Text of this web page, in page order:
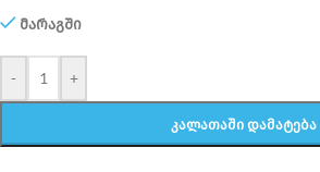
მარაგში
- +
ᲙᲐᲚᲐᲗᲐᲨᲘ ᲓᲐᲛᲐᲢᲔᲑᲐ